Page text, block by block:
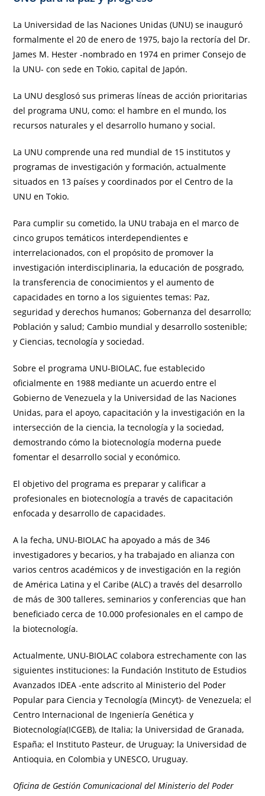
La Universidad de las Naciones Unidas (UNU) se inauguró
formalmente el 20 de enero de 1975, bajo la rectoría del Dr.
James M. Hester -nombrado en 1974 en primer Consejo de
la UNU- con sede en Tokio, capital de Japón.
La UNU desglosó sus primeras líneas de acción prioritarias
del programa UNU, como: el hambre en el mundo, los
recursos naturales y el desarrollo humano y social.
La UNU comprende una red mundial de 15 institutos y
programas de investigación y formación, actualmente
situados en 13 países y coordinados por el Centro de la
UNU en Tokio.
Para cumplir su cometido, la UNU trabaja en el marco de
cinco grupos temáticos interdependientes e
interrelacionados, con el propósito de promover la
investigación interdisciplinaria, la educación de posgrado,
la transferencia de conocimientos y el aumento de
capacidades en torno a los siguientes temas: Paz,
seguridad y derechos humanos; Gobernanza del desarrollo;
Población y salud; Cambio mundial y desarrollo sostenible;
y Ciencias, tecnología y sociedad.
Sobre el programa UNU-BIOLAC, fue establecido
oficialmente en 1988 mediante un acuerdo entre el
Gobierno de Venezuela y la Universidad de las Naciones
Unidas, para el apoyo, capacitación y la investigación en la
intersección de la ciencia, la tecnología y la sociedad,
demostrando cómo la biotecnología moderna puede
fomentar el desarrollo social y económico.
El objetivo del programa es preparar y calificar a
profesionales en biotecnología a través de capacitación
enfocada y desarrollo de capacidades.
A la fecha, UNU-BIOLAC ha apoyado a más de 346
investigadores y becarios, y ha trabajado en alianza con
varios centros académicos y de investigación en la región
de América Latina y el Caribe (ALC) a través del desarrollo
de más de 300 talleres, seminarios y conferencias que han
beneficiado cerca de 10.000 profesionales en el campo de
la biotecnología.
Actualmente, UNU-BIOLAC colabora estrechamente con las
siguientes instituciones: la Fundación Instituto de Estudios
Avanzados IDEA -ente adscrito al Ministerio del Poder
Popular para Ciencia y Tecnología (Mincyt)- de Venezuela; el
Centro Internacional de Ingeniería Genética y
Biotecnología(ICGEB), de Italia; la Universidad de Granada,
España; el Instituto Pasteur, de Uruguay; la Universidad de
Antioquia, en Colombia y UNESCO, Uruguay.
Oficina de Gestión Comunicacional del Ministerio del Poder